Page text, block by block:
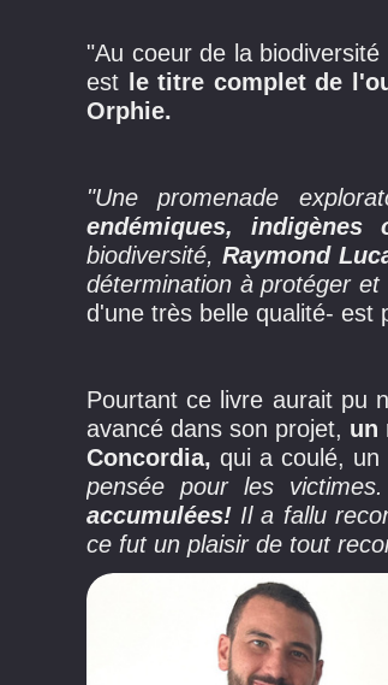
"Au coeur de la
est le titre complet de
Orphie.
"Une promenade
endémiques, indigènes
biodiversité, Raymond
détermination à protéger
d'une très belle qualité- est
Pourtant ce livre aurait pu
avancé dans son projet, un
Concordia, qui a coulé,
pensée pour les
accumulées! Il a fallu
ce fut un plaisir de tout